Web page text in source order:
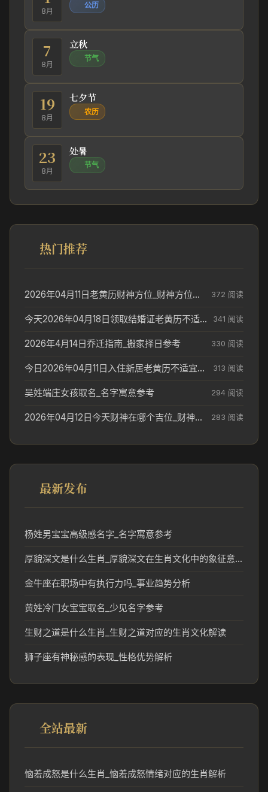
8月
公历
7
8月
立秋
节气
19
8月
七夕节
农历
23
8月
处暑
节气
热门推荐
2026年04月11日老黄历财神方位_财神方位与供奉讲究 372 阅读
今天2026年04月18日领取结婚证老黄历不适合吗_领证日期参考 341 阅读
2026年4月14日乔迁指南_搬家择日参考 330 阅读
今日2026年04月11日入住新居老黄历不适宜吗_搬家择日参考 313 阅读
吴姓端庄女孩取名_名字寓意参考 294 阅读
2026年04月12日今天财神在哪个吉位_财神方位参考 283 阅读
最新发布
杨姓男宝宝高级感名字_名字寓意参考
厚貌深文是什么生肖_厚貌深文在生肖文化中的象征意义
金牛座在职场中有执行力吗_事业趋势分析
黄姓冷门女宝宝取名_少见名字参考
生财之道是什么生肖_生财之道对应的生肖文化解读
狮子座有神秘感的表现_性格优势解析
全站最新
恼羞成怒是什么生肖_恼羞成怒情绪对应的生肖解析